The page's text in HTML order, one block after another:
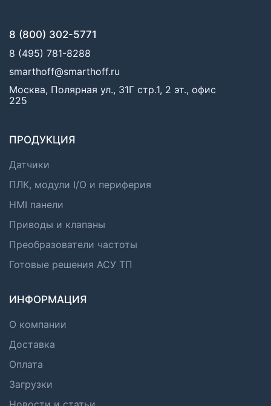
8 (800) 302-5771
8 (495) 781-8288
smarthoff@smarthoff.ru
Москва, Полярная ул., 31Г стр.1, 2 эт., офис
225
ПРОДУКЦИЯ
Датчики
ПЛК, модули I/O и периферия
HMI панели
Приводы и клапаны
Преобразователи частоты
Готовые решения АСУ ТП
ИНФОРМАЦИЯ
О компании
Доставка
Оплата
Загрузки